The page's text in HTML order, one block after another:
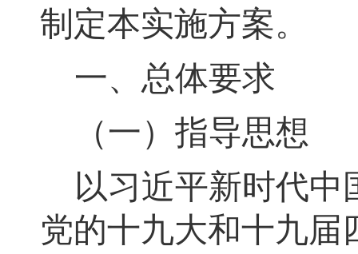
制定本实施方案。
一、总体要求
（一）指导思想
以习近平新时代中
党的十九大和十九届